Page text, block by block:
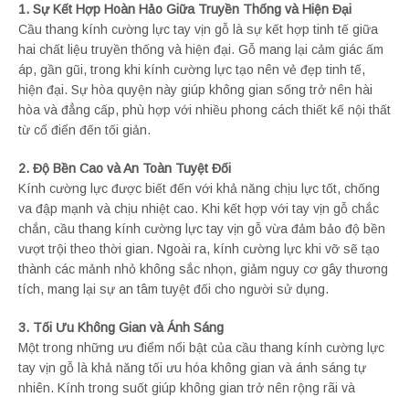
1. Sự Kết Hợp Hoàn Hảo Giữa Truyền Thống và Hiện Đại
Cầu thang kính cường lực tay vịn gỗ là sự kết hợp tinh tế giữa
hai chất liệu truyền thống và hiện đại. Gỗ mang lại cảm giác ấm
áp, gần gũi, trong khi kính cường lực tạo nên vẻ đẹp tinh tế,
hiện đại. Sự hòa quyện này giúp không gian sống trở nên hài
hòa và đẳng cấp, phù hợp với nhiều phong cách thiết kế nội thất
từ cổ điển đến tối giản.
2. Độ Bền Cao và An Toàn Tuyệt Đối
Kính cường lực được biết đến với khả năng chịu lực tốt, chống
va đập mạnh và chịu nhiệt cao. Khi kết hợp với tay vịn gỗ chắc
chắn, cầu thang kính cường lực tay vịn gỗ vừa đảm bảo độ bền
vượt trội theo thời gian. Ngoài ra, kính cường lực khi vỡ sẽ tạo
thành các mảnh nhỏ không sắc nhọn, giảm nguy cơ gây thương
tích, mang lại sự an tâm tuyệt đối cho người sử dụng.
3. Tối Ưu Không Gian và Ánh Sáng
Một trong những ưu điểm nổi bật của cầu thang kính cường lực
tay vịn gỗ là khả năng tối ưu hóa không gian và ánh sáng tự
nhiên. Kính trong suốt giúp không gian trở nên rộng rãi và